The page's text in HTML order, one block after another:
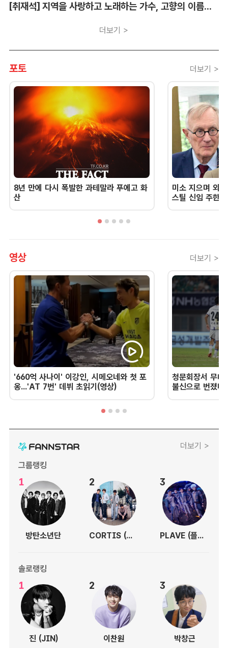
[취재석] 지역을 사랑하고 노래하는 가수, 고향의 이름을 남긴다
더보기 >
포토 더보기 >
8년 만에 다시 폭발한 과테말라 푸에고 화
산
미소 지으며 외
스틸 신임 주한
영상 더보기 >
'660억 사나이' 이강인, 시메오네와 첫 포
옹...'AT 7번' 데뷔 초읽기(영상)
청문회장서 무너
불신으로 번졌
더보기 >
그룹랭킹
1
방탄소년단
2
CORTIS (코르티스)
3
PLAVE (플레이브)
솔로랭킹
1
진 (JIN)
2
이찬원
3
박창근